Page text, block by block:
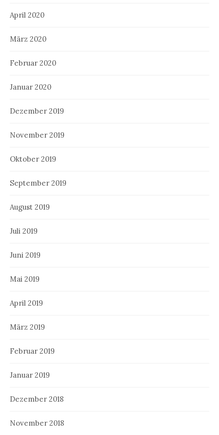
April 2020
März 2020
Februar 2020
Januar 2020
Dezember 2019
November 2019
Oktober 2019
September 2019
August 2019
Juli 2019
Juni 2019
Mai 2019
April 2019
März 2019
Februar 2019
Januar 2019
Dezember 2018
November 2018